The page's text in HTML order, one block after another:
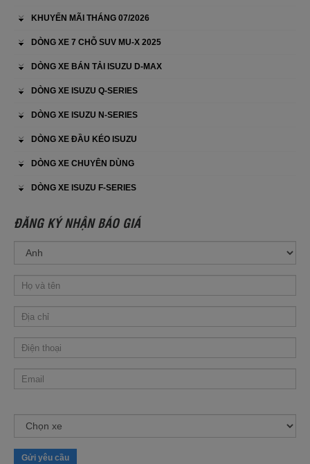
KHUYẾN MÃI THÁNG 07/2026
DÒNG XE 7 CHỖ SUV MU-X 2025
DÒNG XE BÁN TẢI ISUZU D-MAX
DÒNG XE ISUZU Q-SERIES
DÒNG XE ISUZU N-SERIES
DÒNG XE ĐẦU KÉO ISUZU
DÒNG XE CHUYÊN DÙNG
DÒNG XE ISUZU F-SERIES
ĐĂNG KÝ NHẬN BÁO GIÁ
Gửi yêu cầu